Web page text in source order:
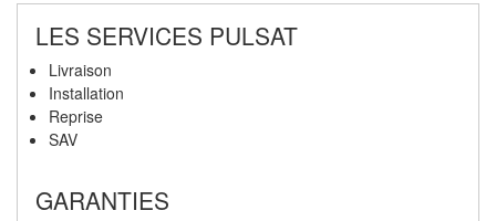
LES SERVICES PULSAT
Livraison
Installation
Reprise
SAV
GARANTIES